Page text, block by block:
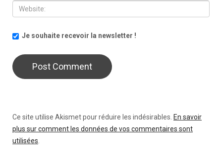
Je souhaite recevoir la newsletter !
Ce site utilise Akismet pour réduire les indésirables. En savoir
plus sur comment les données de vos commentaires sont
utilisées